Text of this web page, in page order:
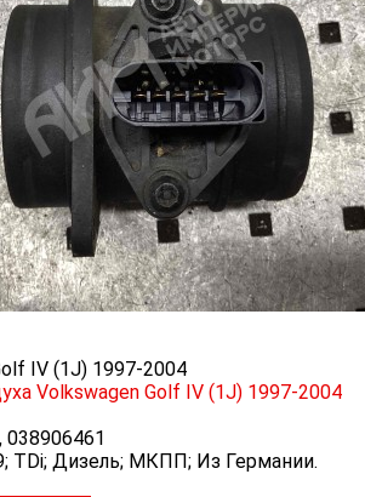
IV (1J) 1997-2004
Volkswagen Golf IV (1J) 1997-2004
038906461
TDi; Дизель; МКПП; Из Германии.